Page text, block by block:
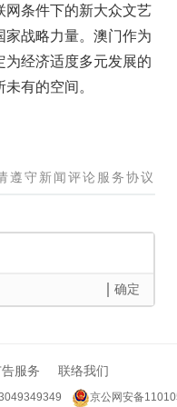
网条件下的新大众文艺
战略力量。澳门作为
为经济适度多元发展的
有的空间。
遵守新闻评论服务协议
确定
告服务 联络我们
京公网安备